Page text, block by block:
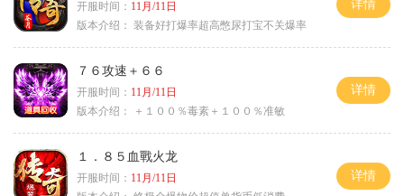
开服时间： 11月/11日
版本介绍： 装备好打爆率超高憋尿打宝不关爆率
详情
７６攻速＋６６
开服时间： 11月/11日
版本介绍：
＋１００％毒素＋１００％准敏
详情
１．８５血戰火龙
开服时间： 11月/11日
详情